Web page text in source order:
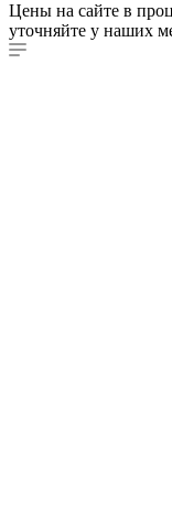
Цены на сайте в
уточняйте у наших